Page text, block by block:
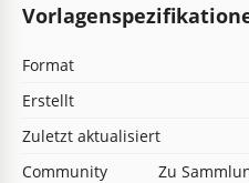
Format
Erstellt
Zuletzt aktualisiert
Community
Zu